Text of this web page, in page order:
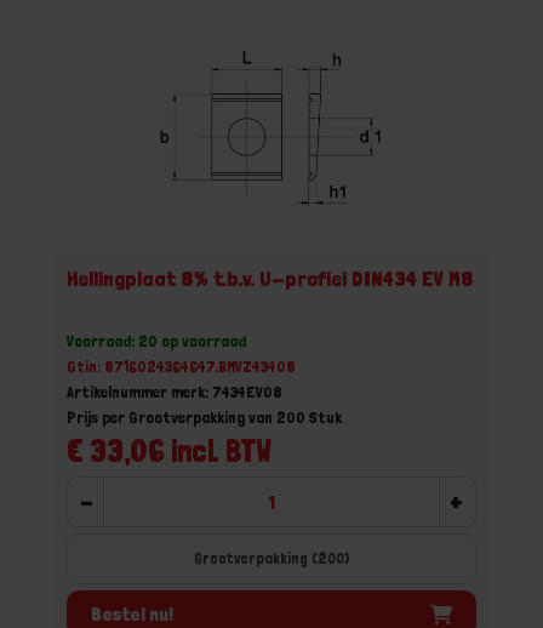
Hellingplaat 8% t.b.v. U-profiel DIN434 EV M8
Voorraad: 20 op voorraad
Gtin: 8716024364647,BMVZ43408
Artikelnummer merk: 7434EV08
€ 33,06 incl. BTW
Prijs per Grootverpakking van 200 Stuk
- +
Grootverpakking (200)
Bestel nu!